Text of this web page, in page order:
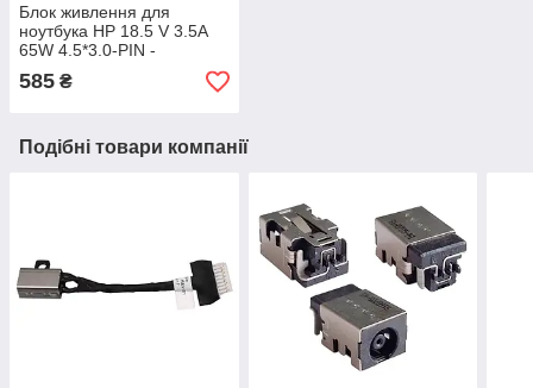
Блок живлення для
ноутбука HP 18.5 V 3.5A
65W 4.5*3.0-PIN -
зарядний пристрій +
кабель 220B
585 ₴
Подібні товари компанії